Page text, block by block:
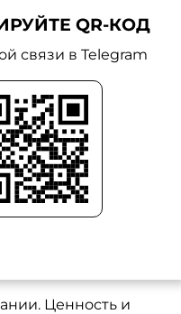
QR-КОД
связи в Telegram
Ценность и